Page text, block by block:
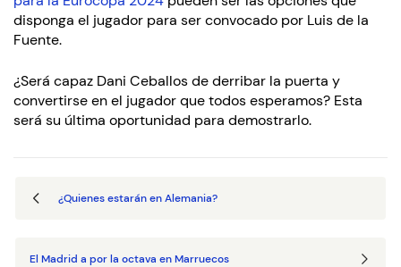
disponga el jugador para ser convocado por Luis de la
Fuente.
¿Será capaz Dani Ceballos de derribar la puerta y
convertirse en el jugador que todos esperamos? Esta
será su última oportunidad para demostrarlo.
¿Quienes estarán en Alemania?
El Madrid a por la octava en Marruecos